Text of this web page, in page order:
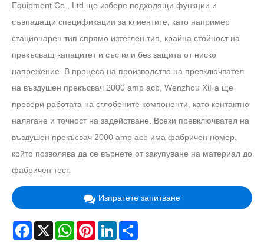
Equipment Co., Ltd ще избере подходящи функции и
съвпадащи спецификации за клиентите, като например
стационарен тип спрямо изтеглен тип, крайна стойност на
прекъсващ капацитет и със или без защита от ниско
напрежение. В процеса на производство на превключвател
на въздушен прекъсвач 2000 amp acb, Wenzhou XiFa ще
провери работата на сглобените компоненти, като контактно
налягане и точност на задействане. Всеки превключвател на
въздушен прекъсвач 2000 amp acb има фабричен номер,
който позволява да се върнете от закупуване на материал до
фабричен тест.
Изпратете запитване
Facebook
X WhatsAppPinterestLinkedIn